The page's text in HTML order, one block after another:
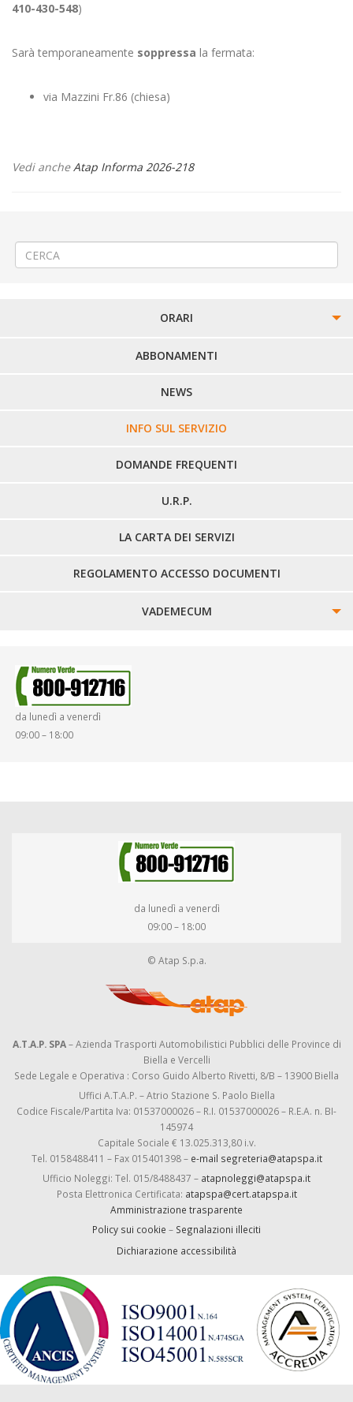
410-430-548)
Sarà temporaneamente soppressa la fermata:
via Mazzini Fr.86 (chiesa)
Vedi ancheAtap Informa 2026-218
ORARI
PERCORSI URBANI IN BIELLA
LINEE URBANE VERCELLI
LINEE EXTRAURBANE
ABBONAMENTI
NEWS
INFO SUL SERVIZIO
DOMANDE FREQUENTI
U.R.P.
LA CARTA DEI SERVIZI
REGOLAMENTO ACCESSO DOCUMENTI
VADEMECUM
SMARRIMENTO OGGETTI
da lunedì a venerdì
09:00 – 18:00
da lunedì a venerdì
09:00 – 18:00
© Atap S.p.a.
A.T.A.P. SPA– Azienda Trasporti Automobilistici Pubblici delle Province di
Biella e Vercelli
Sede Legale e Operativa : Corso Guido Alberto Rivetti, 8/B – 13900 Biella
Uffici A.T.A.P. – Atrio Stazione S. Paolo Biella
Codice Fiscale/Partita Iva: 01537000026 – R.I. 01537000026 – R.E.A. n. BI-
145974
Capitale Sociale € 13.025.313,80 i.v.
Tel. 0158488411 – Fax 015401398 – e-mail segreteria@atapspa.it
Ufficio Noleggi: Tel. 015/8488437 – atapnoleggi@atapspa.it
Posta Elettronica Certificata: atapspa@cert.atapspa.it
Amministrazione trasparente
Policy sui cookie – Segnalazioni illeciti
Dichiarazione accessibilità